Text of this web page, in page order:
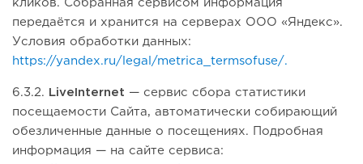
кликов. Собранная сервисом информация
передаётся и хранится на серверах ООО «Яндекс».
Условия обработки данных:
https://yandex.ru/legal/metrica_termsofuse/.
6.3.2. LiveInternet — сервис сбора статистики
посещаемости Сайта, автоматически собирающий
обезличенные данные о посещениях. Подробная
информация — на сайте сервиса: